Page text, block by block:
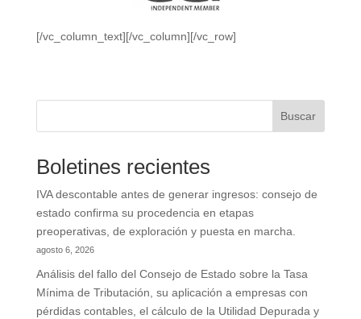
[/vc_column_text][/vc_column][/vc_row]
Buscar
Boletines recientes
IVA descontable antes de generar ingresos: consejo de
estado confirma su procedencia en etapas
preoperativas, de exploración y puesta en marcha.
agosto 6, 2026
Análisis del fallo del Consejo de Estado sobre la Tasa
Mínima de Tributación, su aplicación a empresas con
pérdidas contables, el cálculo de la Utilidad Depurada y